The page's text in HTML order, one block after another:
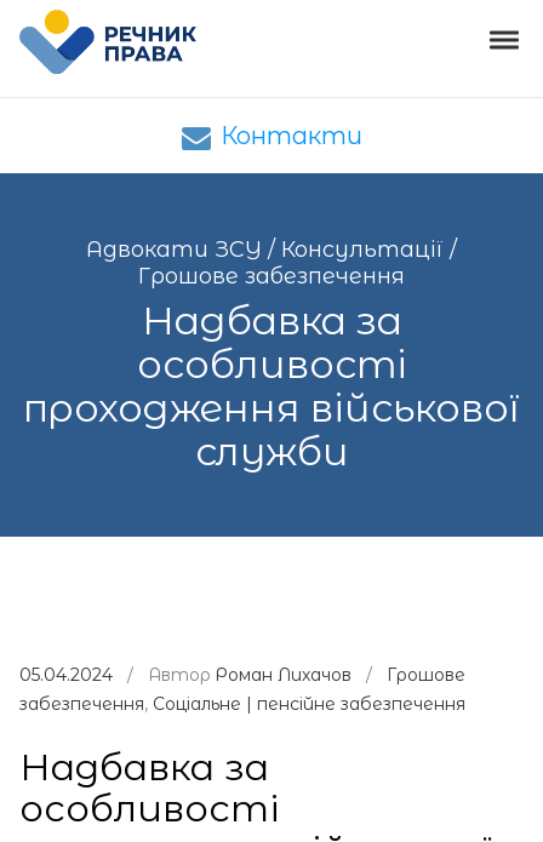
Skip to navigation
Skip to content
Адвокати ЗСУ
Контакти
Надбавка за
особливості
проходження військової
служби
Адвокати ЗСУ / Консультації /
Грошове забезпечення
05.04.2024 / Автор Роман Лихачов /
Грошове
забезпечення, Соціальне | пенсійне забезпечення
Надбавка за
особливості